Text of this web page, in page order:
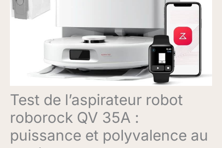
Test de l’aspirateur robot
roborock QV 35A :
puissance et polyvalence au